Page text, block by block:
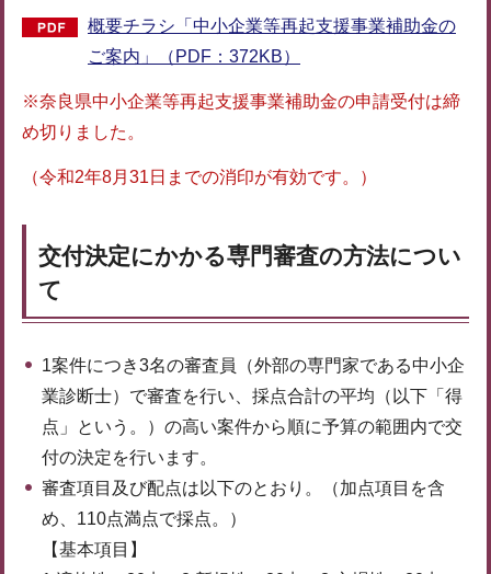
概要チラシ「中小企業等再起支援事業補助金の
ご案内」（PDF：372KB）
※奈良県中小企業等再起支援事業補助金の申請受付は締
め切りました。
（令和2年8月31日までの消印が有効です。）
交付決定にかかる専門審査の方法につい
て
1案件につき3名の審査員（外部の専門家である中小企
業診断士）で審査を行い、採点合計の平均（以下「得
点」という。）の高い案件から順に予算の範囲内で交
付の決定を行います。
審査項目及び配点は以下のとおり。（加点項目を含
め、110点満点で採点。）
【基本項目】